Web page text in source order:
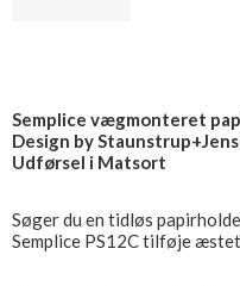
Semplice vægmonteret
Design by
Udførsel i Matsort
Søger du en tidløs
Semplice PS12C tilføje